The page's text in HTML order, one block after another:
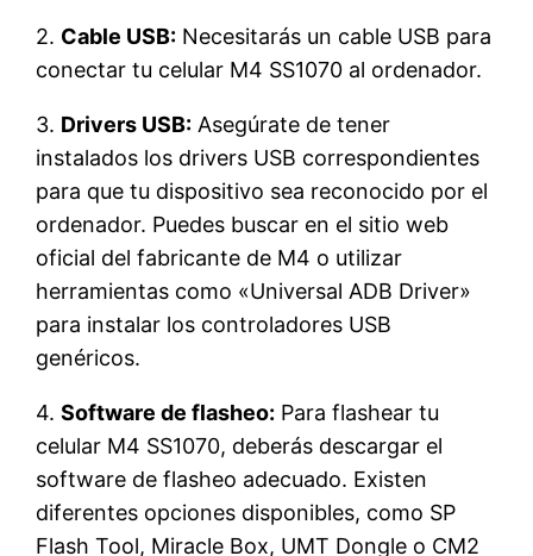
2. Cable USB: Necesitarás un cable USB para
conectar tu celular M4 SS1070 al ordenador.
3. Drivers USB: Asegúrate de tener
instalados los drivers USB correspondientes
para que tu dispositivo sea reconocido por el
ordenador. Puedes buscar en el sitio web
oficial del fabricante de M4 o utilizar
herramientas como «Universal ADB Driver»
para instalar los controladores USB
genéricos.
4.Software de flasheo: Para flashear tu
celular M4 SS1070, deberás descargar el
software de flasheo adecuado. Existen
diferentes opciones disponibles, como SP
Flash Tool, Miracle Box, UMT Dongle o CM2